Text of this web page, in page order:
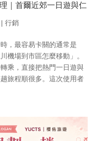
｜首爾近郊一日遊與仁
| 行銷
，最容易卡關的通常是
機場到市區怎麼移動」。
乘，直接把熱門一日遊與
旅程順很多。這次使用者